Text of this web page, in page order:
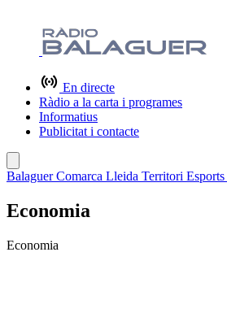
En directe
Ràdio a la carta i programes
Informatius
Publicitat i contacte
BalaguerComarca Lleida Territori Esports
Economia
Economia